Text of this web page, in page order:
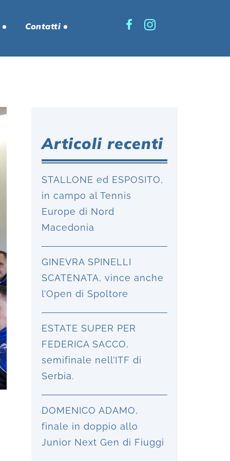
Contatti
Articoli recenti
STALLONE ed ESPOSITO,
in campo al Tennis
Europe di Nord
Macedonia
GINEVRA SPINELLI
SCATENATA, vince anche
l’Open di Spoltore
ESTATE SUPER PER
FEDERICA SACCO,
semifinale nell’ITF di
Serbia.
DOMENICO ADAMO,
finale in doppio allo
Junior Next Gen di Fiuggi